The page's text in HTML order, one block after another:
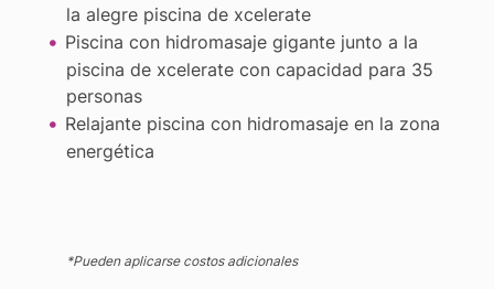
la alegre piscina de xcelerate
Piscina con hidromasaje gigante junto a la
piscina de xcelerate con capacidad para 35
personas
Relajante piscina con hidromasaje en la zona
energética
*Pueden aplicarse costos adicionales